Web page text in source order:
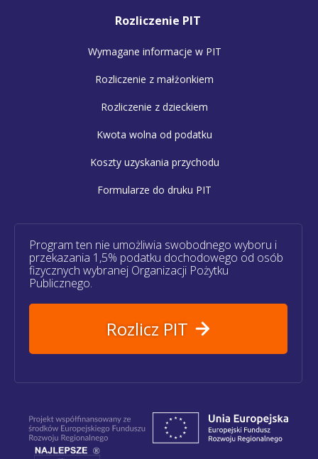
Rozliczenie PIT
Wymagane informacje w PIT
Rozliczenie z małżonkiem
Rozliczenie z dzieckiem
Kwota wolna od podatku
Koszty uzyskania przychodu
Formularze do druku PIT
Program ten nie umożliwia swobodnego wyboru i
przekazania 1,5% podatku dochodowego od osób
fizycznych wybranej Organizacji Pożytku
Publicznego.
Rozlicz PIT